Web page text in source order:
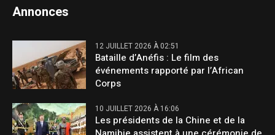
Annonces
12 JUILLET 2026 À 02:51
Bataille d’Anéfis : Le film des
événements rapporté par l’African
Corps
10 JUILLET 2026 À 16:06
Les présidents de la Chine et de la